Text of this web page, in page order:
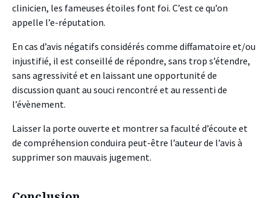
clinicien, les fameuses étoiles font foi. C’est ce qu’on
appelle l’e-réputation.
En cas d’avis négatifs considérés comme diffamatoire et/ou
injustifié, il est conseillé de répondre, sans trop s’étendre,
sans agressivité et en laissant une opportunité de
discussion quant au souci rencontré et au ressenti de
l’évènement.
Laisser la porte ouverte et montrer sa faculté d’écoute et
de compréhension conduira peut-être l’auteur de l’avis à
supprimer son mauvais jugement.